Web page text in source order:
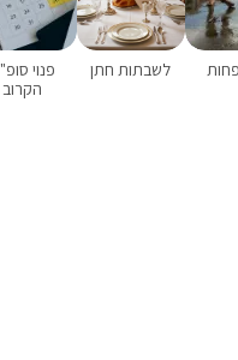
לשבתות חתן
פנוי
הקרוב